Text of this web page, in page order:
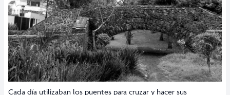
Cada día utilizaban los puentes para cruzar y hacer sus